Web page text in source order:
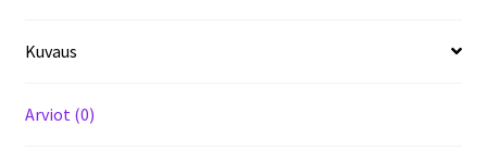
Työvalo
Työvalot
Kuvaus
Arviot (0)